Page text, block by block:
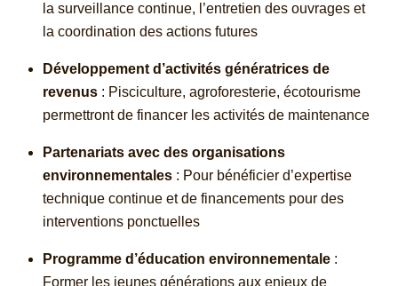
la surveillance continue, l’entretien des ouvrages et
la coordination des actions futures
Développement d’activités génératrices de
revenus : Pisciculture, agroforesterie, écotourisme
permettront de financer les activités de maintenance
Partenariats avec des organisations
environnementales : Pour bénéficier d’expertise
technique continue et de financements pour des
interventions ponctuelles
Programme d’éducation environnementale :
Former les jeunes générations aux enjeux de